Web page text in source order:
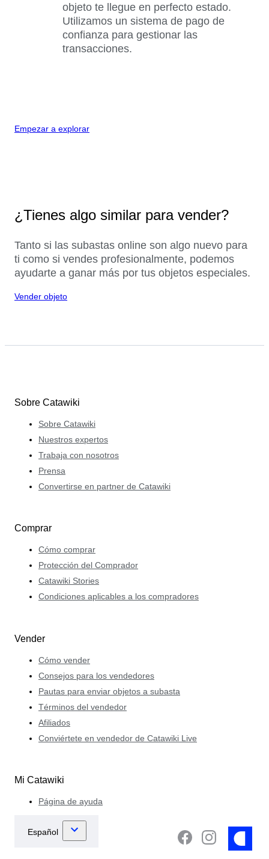
objeto te llegue en perfecto estado.
Utilizamos un sistema de pago de
confianza para gestionar las
transacciones.
Empezar a explorar
¿Tienes algo similar para vender?
Tanto si las subastas online son algo nuevo para
ti como si vendes profesionalmente, podemos
ayudarte a ganar más por tus objetos especiales.
Vender objeto
Sobre Catawiki
Sobre Catawiki
Nuestros expertos
Trabaja con nosotros
Prensa
Convertirse en partner de Catawiki
Comprar
Cómo comprar
Protección del Comprador
Catawiki Stories
Condiciones aplicables a los compradores
Vender
Cómo vender
Consejos para los vendedores
Pautas para enviar objetos a subasta
Términos del vendedor
Afiliados
Conviértete en vendedor de Catawiki Live
Mi Catawiki
Página de ayuda